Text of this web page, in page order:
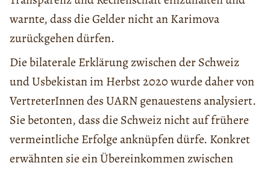
warnte, dass die Gelder nicht an Karimova
zurückgehen dürfen.
Die bilaterale Erklärung zwischen der Schweiz
und Usbekistan im Herbst 2020 wurde daher von
VertreterInnen des UARN genauestens analysiert.
Sie betonten, dass die Schweiz nicht auf frühere
vermeintliche Erfolge anknüpfen dürfe. Konkret
erwähnten sie ein Übereinkommen zwischen